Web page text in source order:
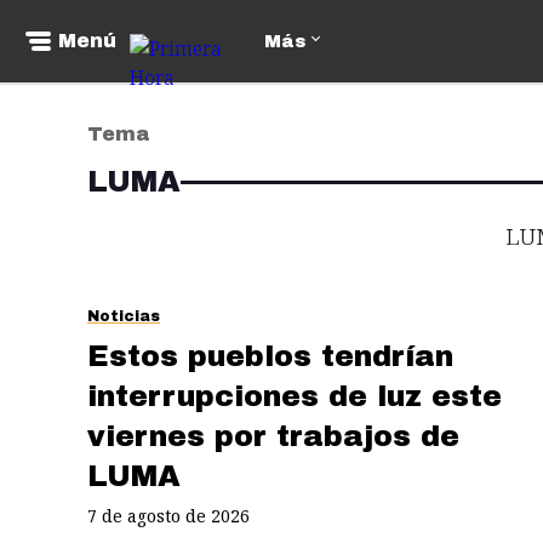
Menú Más
Tema
LUMA
Noticias
Estos pueblos tendrían
interrupciones de luz este
viernes por trabajos de
LUMA
7 de agosto de 2026